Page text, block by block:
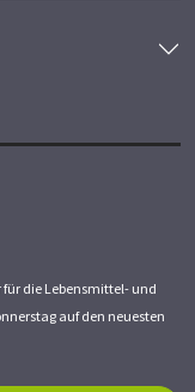
für die Lebensmittel- und
auf den neuesten